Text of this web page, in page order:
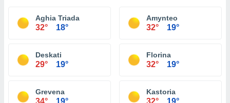
Aghia Triada
32° 18°
Amynteo
32° 19°
Deskati
29° 19°
Florina
32° 19°
Grevena
34° 19°
Kastoria
32° 19°